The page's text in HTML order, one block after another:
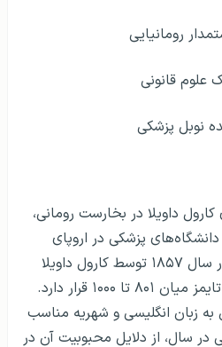
رومانیایی
علوم قانونی
نوبل پزشکی
داویلا در بخارست رومانی،
پزشکی در اروپای
شرقی است. این دانشگاه در سال ۱۸۵۷ توسط کارول داویلا
تأسیس شد و در رتبه‌بندی تایمز میان ۸۰۱ تا ۱۰۰۰ قرار دارد.
به زبان انگلیسی و شهریه مناسب
تا ۱۰,۰۰۰ یورویی در سال، از دلایل محبوبیت آن در